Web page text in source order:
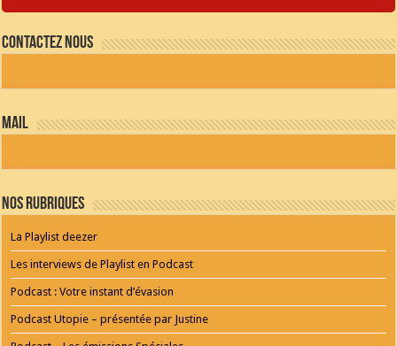
RADIO
PLAYER
RADIO
by
WordPress
SERVICE
ONLINE
AGENTUR
MAINZ
Playlist
Contactez nous
mail
Nos Rubriques
La Playlist deezer
Les interviews de Playlist en Podcast
Podcast : Votre instant d’évasion
Podcast Utopie – présentée par Justine